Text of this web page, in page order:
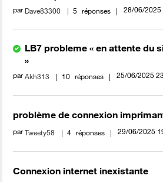
par Dave83300 5 réponses ‎28/06/2025
LB7 probleme « en attente du
»
parAkh313 10 réponses ‎25/06/2025
problème de connexion
parTweety58 4 réponses ‎29/06/2025
Connexion internet inexistante